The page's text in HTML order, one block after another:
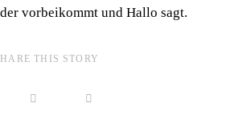
vorbeikommt und Hallo sagt.
THIS STORY